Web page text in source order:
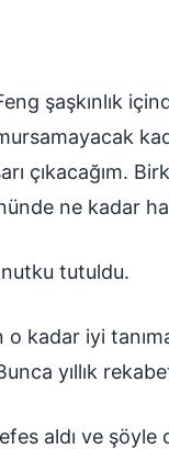
şaşkınlık
çıkacağım.
ne kadar
nutku tutuldu.
o kadar iyi
yıllık
aldı ve şöyle